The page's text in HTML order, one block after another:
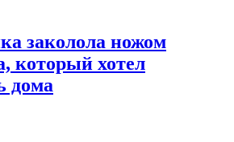
заколола ножом
который хотел
дома